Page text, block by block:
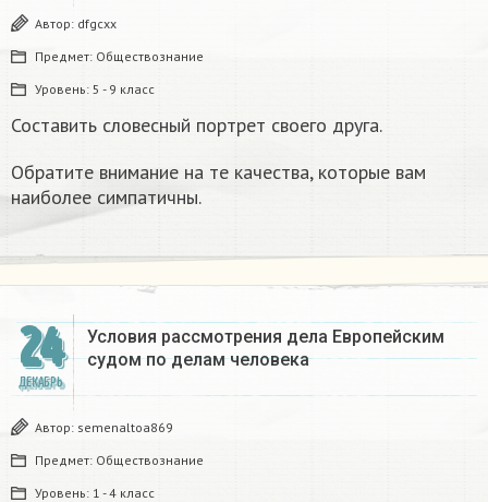
Автор: dfgcxx
Предмет: Обществознание
Уровень: 5 - 9 класс
Составить словесный портрет своего друга.
Обратите внимание на те качества, которые вам
наиболее симпатичны.
24
ДЕКАБРЬ
Условия рассмотрения дела Европейским
судом по делам человека
Автор: semenaltoa869
Предмет: Обществознание
Уровень: 1 - 4 класс